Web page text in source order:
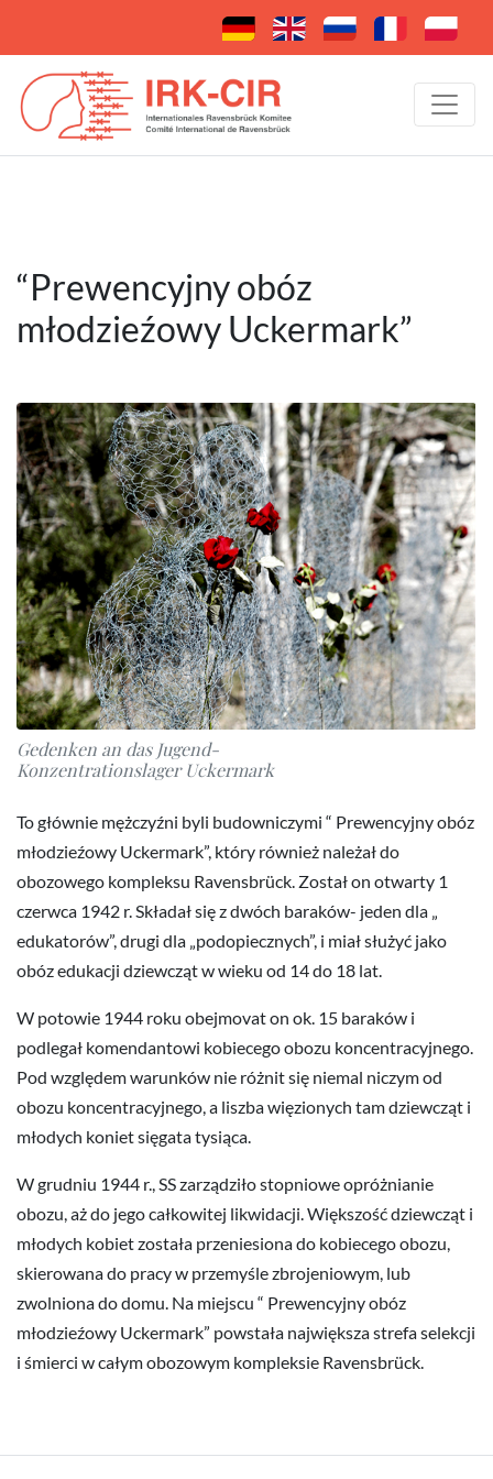
“Prewencyjny obóz
młodzieźowy Uckermark”
Gedenken an das Jugend-
Konzentrationslager Uckermark
To głównie mężczyźni byli budowniczymi “ Prewencyjny obóz
młodzieźowy Uckermark”, który również należał do
obozowego kompleksu Ravensbrück. Został on otwarty 1
czerwca 1942 r. Składał się z dwóch baraków- jeden dla „
edukatorów”, drugi dla „podopiecznych”, i miał służyć jako
obóz edukacji dziewcząt w wieku od 14 do 18 lat.
W potowie 1944 roku obejmovat on ok. 15 baraków i
podlegał komendantowi kobiecego obozu koncentracyjnego.
Pod względem warunków nie różnit się niemal niczym od
obozu koncentracyjnego, a liszba więzionych tam dziewcząt i
młodych koniet sięgata tysiąca.
W grudniu 1944 r., SS zarządziło stopniowe opróżnianie
obozu, aż do jego całkowitej likwidacji. Większość dziewcząt i
młodych kobiet została przeniesiona do kobiecego obozu,
skierowana do pracy w przemyśle zbrojeniowym, lub
zwolniona do domu. Na miejscu “ Prewencyjny obóz
młodzieźowy Uckermark” powstała największa strefa selekcji
i śmierci w całym obozowym kompleksie Ravensbrück.